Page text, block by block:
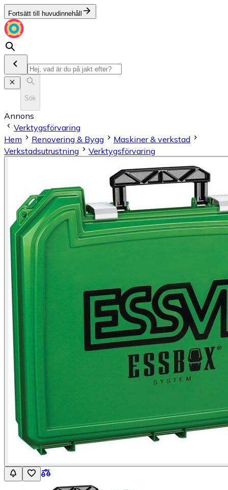
Fortsätt till huvudinnehåll
Sök
Annons
Verktygsförvaring
Hem
Renovering & Bygg
Maskiner & verkstad
Verkstadsutrustning
Verktygsförvaring